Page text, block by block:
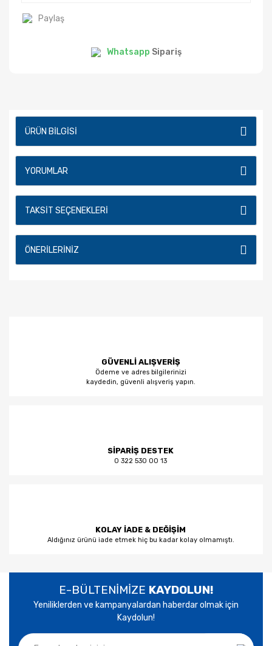
Paylaş
Whatsapp Sipariş
ÜRÜN BILGISI
YORUMLAR
TAKSIT SEÇENEKLERI
ÖNERILERINIZ
GÜVENLİ ALIŞVERİŞ
Ödeme ve adres bilgilerinizi
kaydedin, güvenli alışveriş yapın.
SİPARİŞ DESTEK
0 322 530 00 13
KOLAY İADE & DEĞİŞİM
Aldığınız ürünü iade etmek hiç bu kadar kolay olmamıştı.
E-BÜLTENİMİZE KAYDOLUN!
Yeniliklerden ve kampanyalardan haberdar olmak için
Kaydolun!